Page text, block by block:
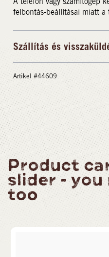
felbontás-beállításai miatt a
Szállítás és
Artikel #44609
Product
slider -
too